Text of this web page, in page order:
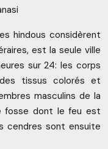
hindous considèrent
est la seule ville
sur 24: les corps
tissus colorés et
masculins de la
fosse dont le feu est
cendres sont ensuite